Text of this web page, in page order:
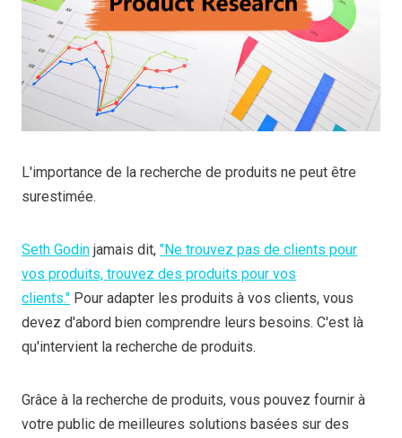
L'importance de la recherche de produits ne peut être
surestimée.
Seth Godin jamais dit, "Ne trouvez pas de clients pour
vos produits, trouvez des produits pour vos
clients." Pour adapter les produits à vos clients, vous
devez d'abord bien comprendre leurs besoins. C'est là
qu'intervient la recherche de produits.
Grâce à la recherche de produits, vous pouvez fournir à
votre public de meilleures solutions basées sur des